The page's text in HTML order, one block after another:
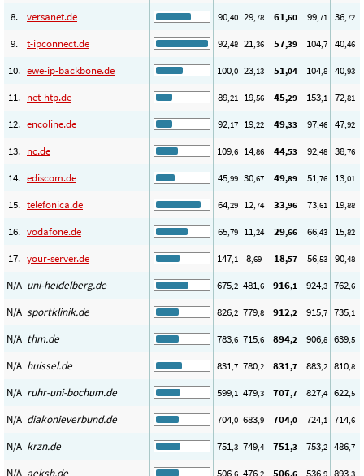
8.
versanet.de 90,40 29,78 61,60 99,71 36,72
9.
t-ipconnect.de 92,48 21,36 57,39 104,7 40,46
10. ewe-ip-backbone.de 100,0 23,13 51,04 104,8 40,93
11. net-htp.de 89,21 19,56 45,29 153,1 72,81
12. encoline.de 92,17 19,22 49,33 97,46 47,92
13. nc.de 109,6 14,86 44,53 92,48 38,76
14. ediscom.de 45,99 30,67 49,89 51,76 13,01
15. telefonica.de 64,29 12,74 33,96 73,61 19,88
16. vodafone.de 65,79 11,24 29,66 66,43 15,82
17. your-server.de 147,1 8,69 18,57 56,53 90,48
N/A uni-heidelberg.de 675,2 481,6 916,1 924,3 762,6
N/A sportklinik.de 826,2 779,8 912,2 915,7 735,1
N/A thm.de 783,6 715,6 894,2 906,8 639,5
N/A huissel.de 831,7 780,2 831,7 883,2 810,8
N/A ruhr-uni-bochum.de 599,1 479,3 707,7 827,4 622,5
N/A diakonieverbund.de 704,0 683,9 704,0 724,1 714,6
N/A krzn.de 751,3 749,4 751,3 753,2 486,7